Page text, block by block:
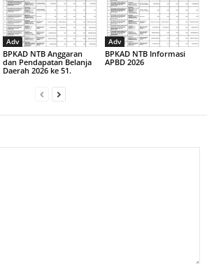
Adv
BPKAD NTB Anggaran
dan Pendapatan Belanja
Daerah 2026 ke 51.
Adv
BPKAD NTB Informasi
APBD 2026